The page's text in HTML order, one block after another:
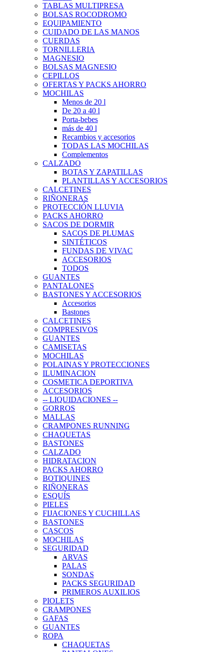
TABLAS MULTIPRESA
BOLSAS ROCODROMO
EQUIPAMIENTO
CUIDADO DE LAS MANOS
CUERDAS
TORNILLERIA
MAGNESIO
BOLSAS MAGNESIO
CEPILLOS
OFERTAS Y PACKS AHORRO
MOCHILAS
Menos de 20 l
De 20 a 40 l
Porta-bebes
más de 40 l
Recambios y accesorios
TODAS LAS MOCHILAS
Complementos
CALZADO
BOTAS Y ZAPATILLAS
PLANTILLAS Y ACCESORIOS
CALCETINES
RIÑONERAS
PROTECCIÓN LLUVIA
PACKS AHORRO
SACOS DE DORMIR
SACOS DE PLUMAS
SINTÉTICOS
FUNDAS DE VIVAC
ACCESORIOS
TODOS
GUANTES
PANTALONES
BASTONES Y ACCESORIOS
Accesorios
Bastones
CALCETINES
COMPRESIVOS
GUANTES
CAMISETAS
MOCHILAS
POLAINAS Y PROTECCIONES
ILUMINACION
COSMETICA DEPORTIVA
ACCESORIOS
-- LIQUIDACIONES --
GORROS
MALLAS
CRAMPONES RUNNING
CHAQUETAS
BASTONES
CALZADO
HIDRATACION
PACKS AHORRO
BOTIQUINES
RIÑONERAS
ESQUÍS
PIELES
FIJACIONES Y CUCHILLAS
BASTONES
CASCOS
MOCHILAS
SEGURIDAD
ARVAS
PALAS
SONDAS
PACKS SEGURIDAD
PRIMEROS AUXILIOS
PIOLETS
CRAMPONES
GAFAS
GUANTES
ROPA
CHAQUETAS